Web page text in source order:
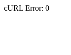
cURL Error: 0